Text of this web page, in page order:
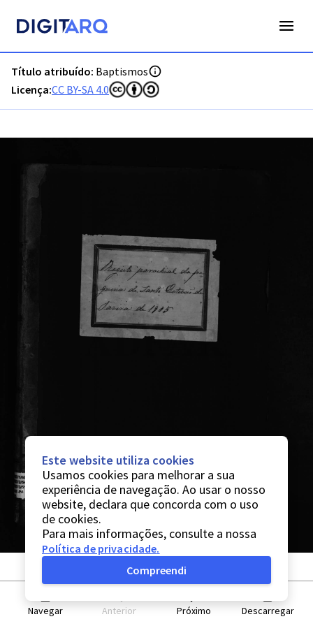
Título atribuído: Baptismos
Licença:CC BY-SA 4.0
Navegar Anterior Próximo Descarregar
Este website utiliza cookies
Usamos cookies para melhorar a sua
experiência de navegação. Ao usar o nosso
website, declara que concorda com o uso
de cookies.
Para mais informações, consulte a nossa
Política de privacidade.
Compreendi